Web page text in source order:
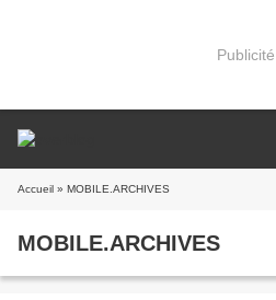
Publicité
Accueil » MOBILE.ARCHIVES
MOBILE.ARCHIVES